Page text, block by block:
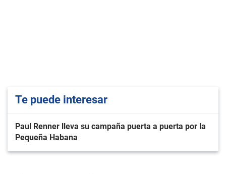
Te puede interesar
Paul Renner lleva su campaña puerta a puerta por la
Pequeña Habana